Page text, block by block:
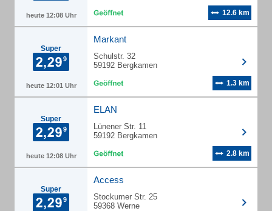
heute 12:08 Uhr 12.6 km
Super
heute 12:01 Uhr
Markant
Schulstr. 32
59192 Bergkamen
1.3 km
Super
heute 12:08 Uhr
ELAN
Lünener Str. 11
59192 Bergkamen
2.8 km
Super
Access
Stockumer Str. 25
59368 Werne